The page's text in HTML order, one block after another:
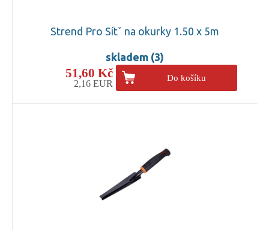
Strend Pro Sítˇ na okurky 1.50 x 5m
skladem (3)
51,60 Kč
2,16 EUR
Do košíku